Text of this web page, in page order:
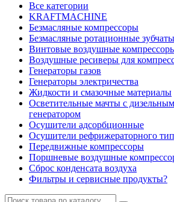
Все категории
KRAFTMACHINE
Безмасляные компрессоры
Безмасляные ротационные
Винтовые воздушные
Воздушные ресиверы для
Генераторы газов
Генераторы электричества
Жидкости и смазочные материалы
Осветительные мачты с
генератором
Осушители адсорбционные
Осушители рефрижераторного
Передвижные компрессоры
Поршневые воздушные
Сброс конденсата воздуха
Фильтры и сервисные продукты?